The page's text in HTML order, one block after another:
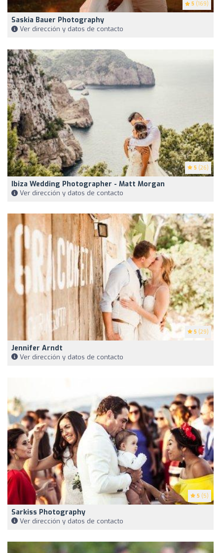
5 (169)
Saskia Bauer Photography
Ver dirección y datos de contacto
5 (26)
Ibiza Wedding Photographer - Matt Morgan
Ver dirección y datos de contacto
5 (29)
Jennifer Arndt
Ver dirección y datos de contacto
5 (5)
Sarkiss Photography
Ver dirección y datos de contacto